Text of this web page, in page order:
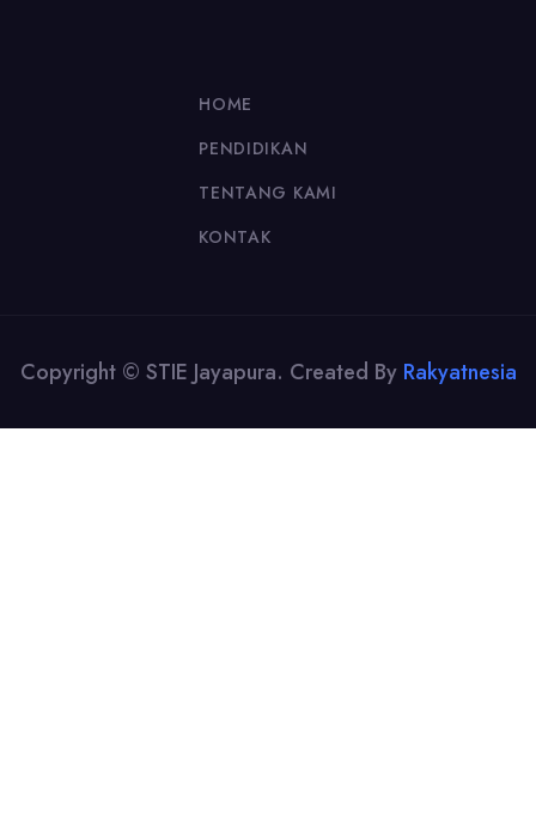
HOME
PENDIDIKAN
TENTANG KAMI
KONTAK
Copyright © STIE Jayapura. Created By Rakyatnesia